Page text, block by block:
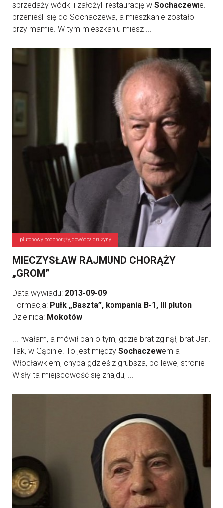
sprzedaży wódki i założyli restaurację w Sochaczewie. I
przenieśli się do Sochaczewa, a mieszkanie zostało
przy mamie. W tym mieszkaniu miesz ...
plutonowy podchorąży, dowódca drużyny
MIECZYSŁAW RAJMUND CHORĄŻY
„GROM”
Data wywiadu: 2013-09-09
Formacja: Pułk „Baszta”, kompania B-1, III pluton
Dzielnica: Mokotów
... rwałam, a mówił pan o tym, gdzie brat zginął, brat Jan.
Tak, w Gąbinie. To jest między Sochaczewem a
Włocławkiem, chyba gdzieś z grubsza, po lewej stronie
Wisły ta miejscowość się znajduj ...